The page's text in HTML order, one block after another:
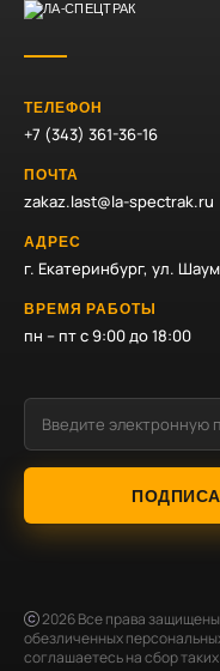
ТЕЛЕФОН
+7 (343) 361-36-16
ПОЧТА
zakaz.last@la-spectrak.ru
АДРЕС
г. Екатеринбург, ул.
ВРЕМЯ РАБОТЫ
пн – пт с 9:00 до 18:00
2026Все права
обезличенных
соглашаетесь на сбор